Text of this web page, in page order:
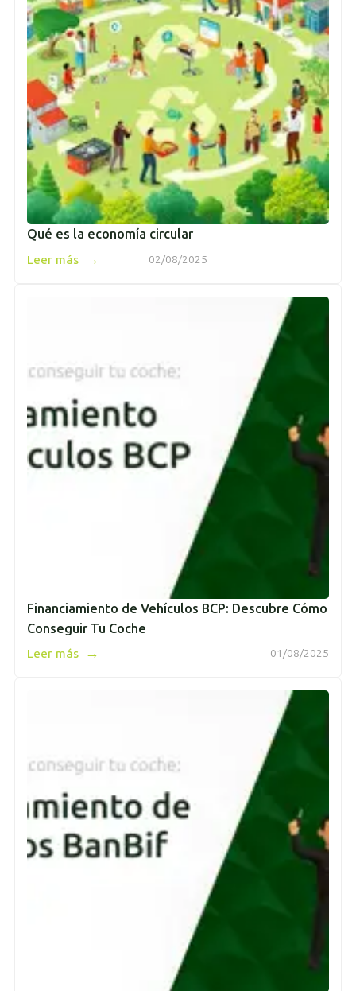
Qué es la economía circular
02/08/2025
Leer más →
Financiamiento de Vehículos BCP: Descubre Cómo
Conseguir Tu Coche
01/08/2025
Leer más →